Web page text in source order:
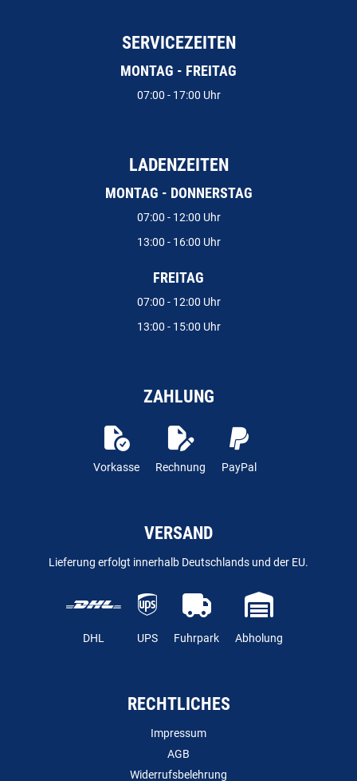
SERVICEZEITEN
MONTAG - FREITAG
07:00 - 17:00 Uhr
LADENZEITEN
MONTAG - DONNERSTAG
07:00 - 12:00 Uhr
13:00 - 16:00 Uhr
FREITAG
07:00 - 12:00 Uhr
13:00 - 15:00 Uhr
ZAHLUNG
Vorkasse Rechnung PayPal
VERSAND
Lieferung erfolgt innerhalb Deutschlands und der EU.
DHL UPS Fuhrpark Abholung
RECHTLICHES
Impressum
AGB
Widerrufsbelehrung